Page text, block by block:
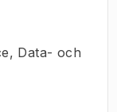
Data- och